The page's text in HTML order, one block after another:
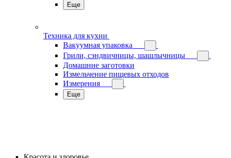
Еще
Техника для кухни
Вакуумная упаковка
Грили, сэндвичницы, шашлычницы
Домашние заготовки
Измельчение пищевых отходов
Измерения
Еще